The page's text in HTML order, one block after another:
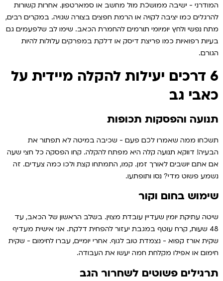
המודרני - ישיבה ממושכת מול מחשב או סמארטפון. אחרות קשורות
להרגלים כמו יציבה לקויה או הרמת חפצים בצורה שגויה. במקרים רבים,
מתח נפשי ולחץ יומיומי תורמים להחמרת הכאב. שימו לב שלפעמים גם
בעיות רפואיות כמו פריצת דיסק או דלקת במפרקים עלולות להיות
הגורם.
6 דרכים יעילות להקלה מיידית על
כאבי גב
תנועה והפסקות תכופות
תשכחו ממה שאמרו לכם פעם - שכיבה במיטה לא תפתור את
הבעיה! דווקא תנועה קלה היא מפתח להקלה. קחו הפסקה כל חצי שעה
אם אתם יושבים לאורך זמן. קמו, התמתחו קצת ולכו כמה צעדים. זה
נשמע פשוט מדי? נסו ותופתעו.
שימוש בחום וקור
שיטה עתיקת יומין שעדיין עובדת מצוין. בשלב הראשון של הכאב, עד
48 שעות, קרח עוטף במגבת יעזור להפחית דלקת. אני אישית מעדיף
שקית אורז קפוא - נצמדת טוב לגוף. אחרי יומיים, עברו לחימום - שקית
חימום או אפילו מקלחת חמה יעשו את העבודה.
תרגילים פשוטים לשחרור הגב